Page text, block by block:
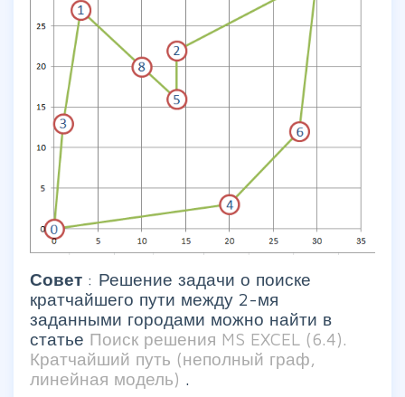
Совет : Решение задачи о поиске
кратчайшего пути между 2-мя
заданными городами можно найти в
статье Поиск решения MS EXCEL (6.4).
Кратчайший путь (неполный граф,
линейная модель) .